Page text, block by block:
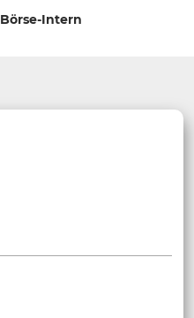
Börse-Intern